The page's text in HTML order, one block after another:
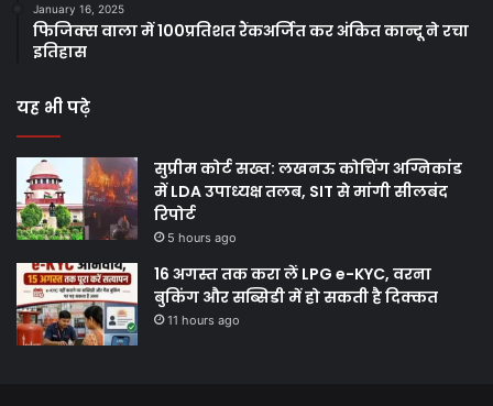
January 16, 2025
फिजिक्स वाला में 100प्रतिशत रैंकअर्जित कर अंकित कान्दू ने रचा
इतिहास
यह भी पढ़े
सुप्रीम कोर्ट सख्त: लखनऊ कोचिंग अग्निकांड
में LDA उपाध्यक्ष तलब, SIT से मांगी सीलबंद
रिपोर्ट
5 hours ago
16 अगस्त तक करा लें LPG e-KYC, वरना
बुकिंग और सब्सिडी में हो सकती है दिक्कत
11 hours ago